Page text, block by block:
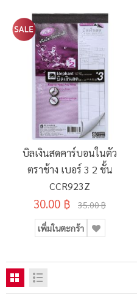
บิลเงินสดคาร์บอนในตัว
ตราช้าง เบอร์ 3 2 ชั้น
CCR923Z
30.00 ฿ 35.00 ฿
เพิ่มในตะกร้า